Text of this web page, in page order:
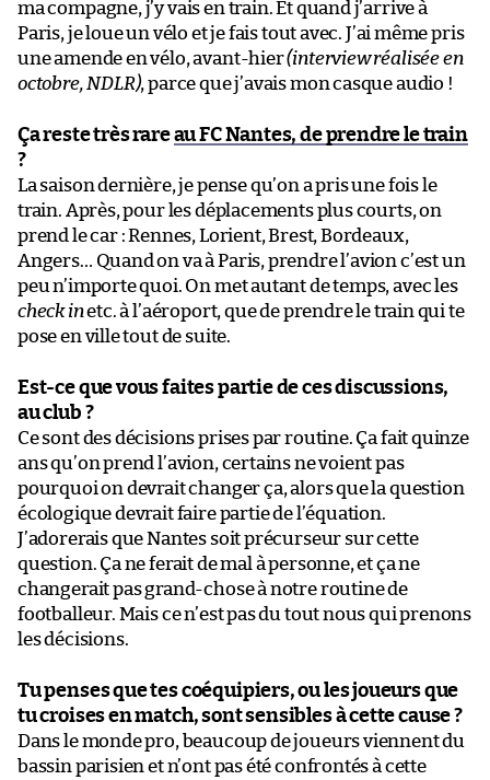
ma compagne, j’y vais en train. Et quand j’arrive à
Paris, je loue un vélo et je fais tout avec. J’ai même pris
une amende en vélo, avant-hier(interview réalisée en
octobre, NDLR), parce que j’avais mon casque audio !
Ça reste très rareau FC Nantes, de prendre le train
?
La saison dernière, je pense qu’on a pris une fois le
train. Après, pour les déplacements plus courts, on
prend le car : Rennes, Lorient, Brest, Bordeaux,
Angers… Quand on va à Paris, prendre l’avion c’est un
peu n’importe quoi. On met autant de temps, avec les
check inetc. à l’aéroport, que de prendre le train qui te
pose en ville tout de suite.
Est-ce que vous faites partie de ces discussions,
au club ?
Ce sont des décisions prises par routine. Ça fait quinze
ans qu’on prend l’avion, certains ne voient pas
pourquoi on devrait changer ça, alors que la question
écologique devrait faire partie de l’équation.
J’adorerais que Nantes soit précurseur sur cette
question. Ça ne ferait de mal à personne, et ça ne
changerait pas grand-chose à notre routine de
footballeur. Mais ce n’est pas du tout nous qui prenons
les décisions.
Tu penses que tes coéquipiers, ou les joueurs que
tu croises en match, sont sensibles à cette cause ?
Dans le monde pro, beaucoup de joueurs viennent du
bassin parisien et n’ont pas été confrontés à cette